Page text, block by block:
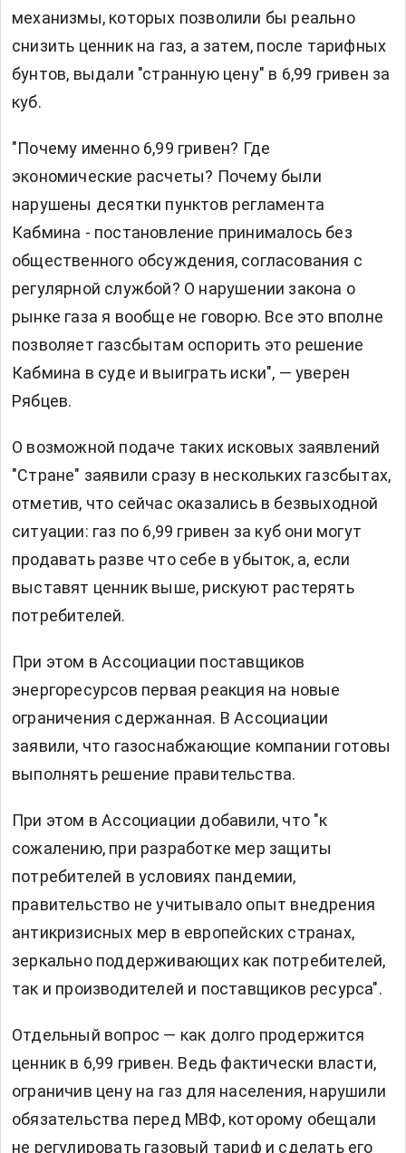
механизмы, которых позволили бы реально
снизить ценник на газ, а затем, после тарифных
бунтов, выдали "странную цену" в 6,99 гривен за
куб.
"Почему именно 6,99 гривен? Где
экономические расчеты? Почему были
нарушены десятки пунктов регламента
Кабмина - постановление принималось без
общественного обсуждения, согласования с
регулярной службой? О нарушении закона о
рынке газа я вообще не говорю. Все это вполне
позволяет газсбытам оспорить это решение
Кабмина в суде и выиграть иски", — уверен
Рябцев.
О возможной подаче таких исковых заявлений
"Стране" заявили сразу в нескольких газсбытах,
отметив, что сейчас оказались в безвыходной
ситуации: газ по 6,99 гривен за куб они могут
продавать разве что себе в убыток, а, если
выставят ценник выше, рискуют растерять
потребителей.
При этом в Ассоциации поставщиков
энергоресурсов первая реакция на новые
ограничения сдержанная. В Ассоциации
заявили, что газоснабжающие компании готовы
выполнять решение правительства.
При этом в Ассоциации добавили, что "к
сожалению, при разработке мер защиты
потребителей в условиях пандемии,
правительство не учитывало опыт внедрения
антикризисных мер в европейских странах,
зеркально поддерживающих как потребителей,
так и производителей и поставщиков ресурса".
Отдельный вопрос — как долго продержится
ценник в 6,99 гривен. Ведь фактически власти,
ограничив цену на газ для населения, нарушили
обязательства перед МВФ, которому обещали
не регулировать газовый тариф и сделать его